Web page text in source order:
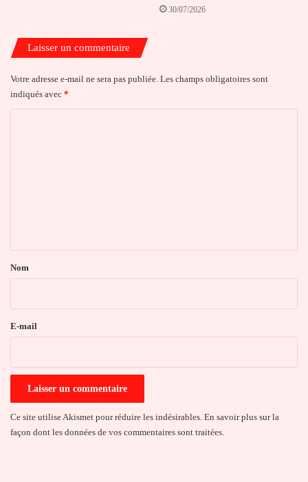
30/07/2026
Laisser un commentaire
Votre adresse e-mail ne sera pas publiée. Les champs obligatoires sont
indiqués avec *
a
e
Nom
E-mail
Ce site utilise Akismet pour réduire les indésirables. En savoir plus sur la
façon dont les données de vos commentaires sont traitées.